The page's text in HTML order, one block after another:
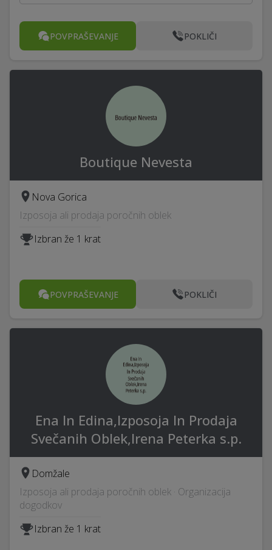
POVPRAŠEVANJE POKLIČI
Boutique Nevesta
Nova Gorica
Izposoja ali prodaja poročnih oblek
Izbran že 1 krat
POVPRAŠEVANJE POKLIČI
Ena In Edina,Izposoja In Prodaja
Svečanih Oblek,Irena Peterka s.p.
Domžale
Izposoja ali prodaja poročnih oblek · Organizacija
dogodkov
Izbran že 1 krat